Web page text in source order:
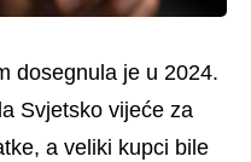
dosegnula je u 2024.
Svjetsko vijeće za
a veliki kupci bile